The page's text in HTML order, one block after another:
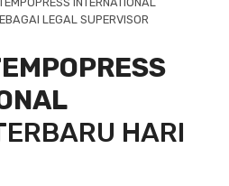
LEGAL SUPERVISOR
HARI